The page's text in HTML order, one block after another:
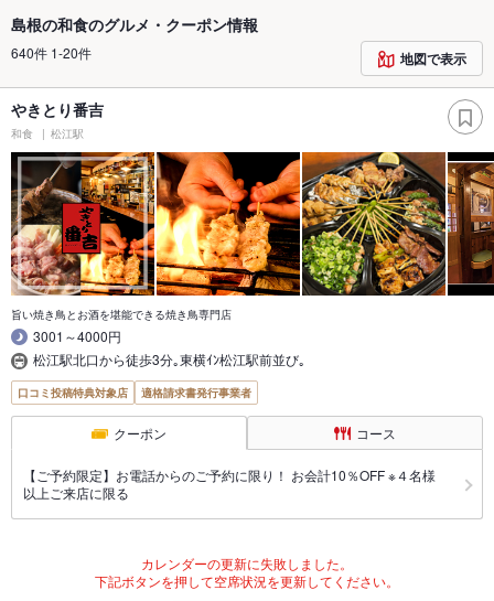
島根の和食のグルメ・クーポン情報
640件 1-20件 地図で表示
やきとり番吉
和食 松江駅
旨い焼き鳥とお酒を堪能できる焼き鳥専門店
3001～4000円
松江駅北口から徒歩3分｡東横ｲﾝ松江駅前並び｡
口コミ投稿特典対象店 適格請求書発行事業者
クーポン コース
【ご予約限定】お電話からのご予約に限り！ お会計10％OFF ※４名様
以上ご来店に限る
カレンダーの更新に失敗しました。
下記ボタンを押して空席状況を更新してください。